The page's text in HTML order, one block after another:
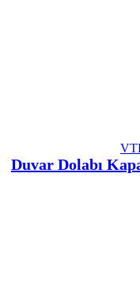
Duvar Dolabı